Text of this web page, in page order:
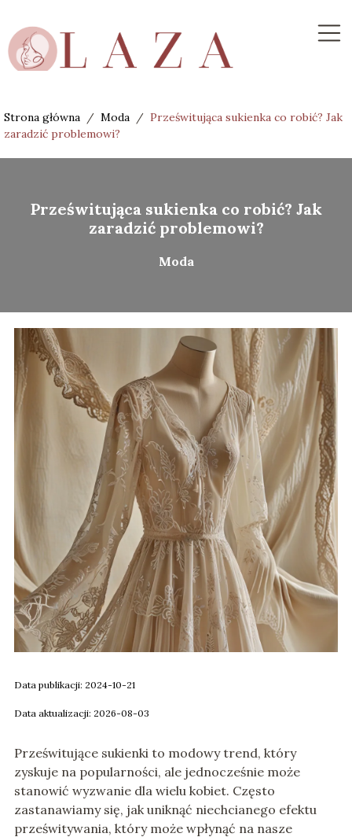
Strona główna / Moda / Prześwitująca sukienka co robić? Jak
zaradzić problemowi?
Prześwitująca sukienka co robić? Jak
zaradzić problemowi?
Moda
Data publikacji: 2024-10-21
Data aktualizacji: 2026-08-03
Prześwitujące sukienki to modowy trend, który
zyskuje na popularności, ale jednocześnie może
stanowić wyzwanie dla wielu kobiet. Często
zastanawiamy się, jak uniknąć niechcianego efektu
prześwitywania, który może wpłynąć na nasze